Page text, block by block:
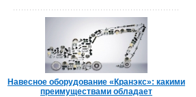
Навесное оборудование «Кранэкс»: какими
преимуществами обладает